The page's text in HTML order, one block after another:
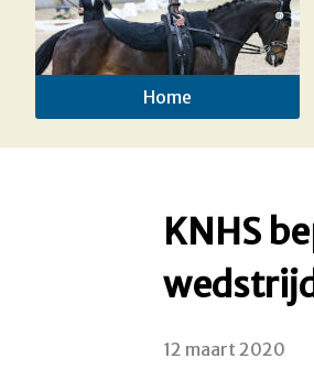
Home
KNHS
12 maart 2020